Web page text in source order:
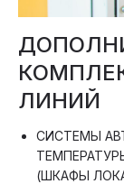
ЛИНИЙ
СИСТЕМЫ
(ШКАФЫ